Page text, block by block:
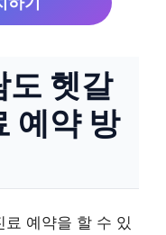
도 헷갈
예약 방
료 예약을 할 수 있